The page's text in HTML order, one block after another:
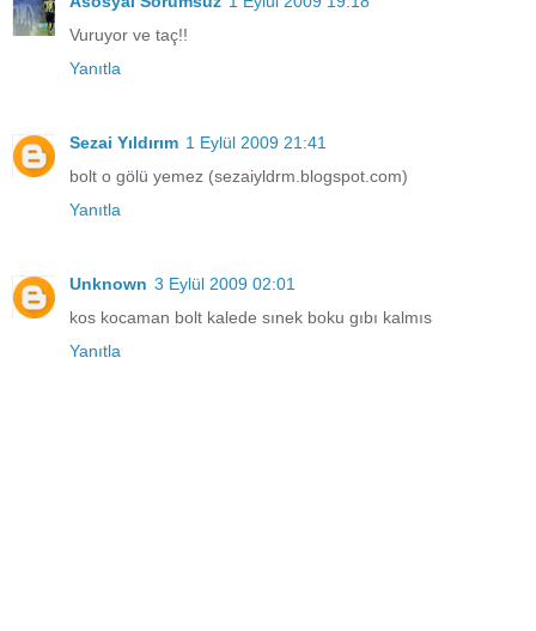
Vuruyor ve taç!!
Yanıtla
Sezai Yıldırım 1 Eylül 2009 21:41
bolt o gölü yemez (sezaiyldrm.blogspot.com)
Yanıtla
Unknown 3 Eylül 2009 02:01
kos kocaman bolt kalede sınek boku gıbı kalmıs
Yanıtla